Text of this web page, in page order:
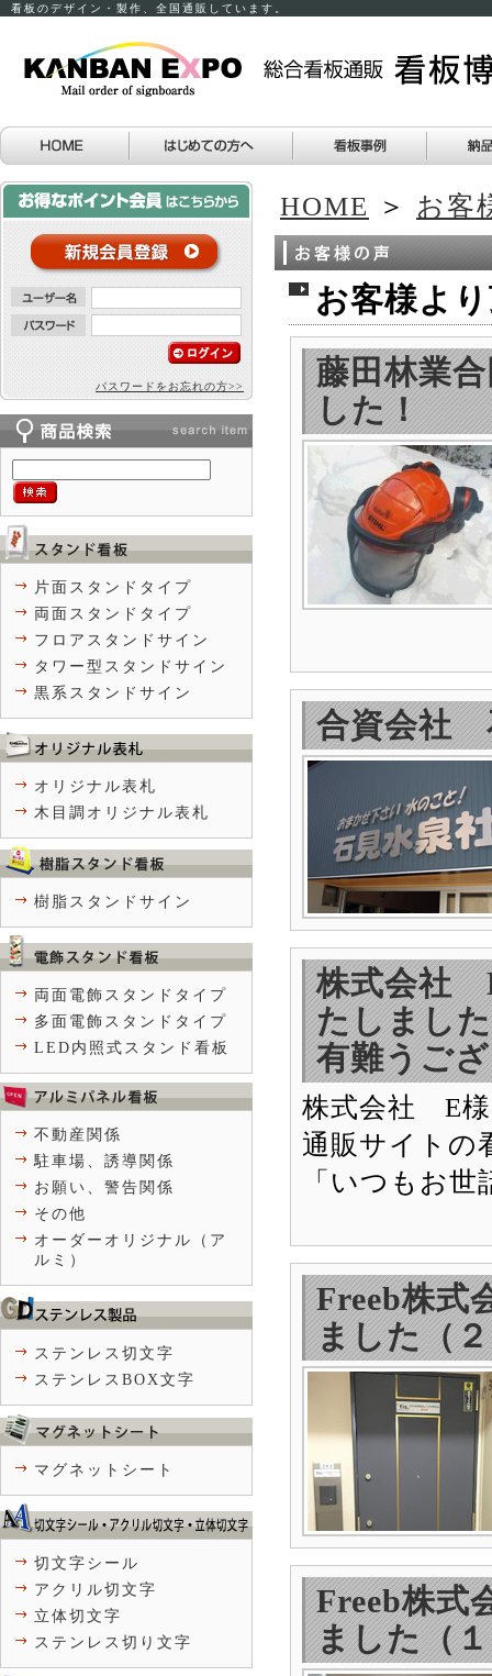
看板のデザイン・製作、全国通販しています。
HOME ＞ お客
お客様よ
藤田林業
した！
合資会社
株式会社
たしまし
有難うご
株式会社 E
通販サイト
「いつもお
Freeb株式
ました（
Freeb株式
ました（
パスワードをお忘れの方>>
片面スタンドタイプ
両面スタンドタイプ
フロアスタンドサイン
タワー型スタンドサイン
黒系スタンドサイン
オリジナル表札
木目調オリジナル表札
樹脂スタンドサイン
両面電飾スタンドタイプ
多面電飾スタンドタイプ
LED内照式スタンド看板
不動産関係
駐車場、誘導関係
お願い、警告関係
その他
オーダーオリジナル（ア
ルミ）
ステンレス切文字
ステンレスBOX文字
マグネットシート
切文字シール
アクリル切文字
立体切文字
ステンレス切り文字